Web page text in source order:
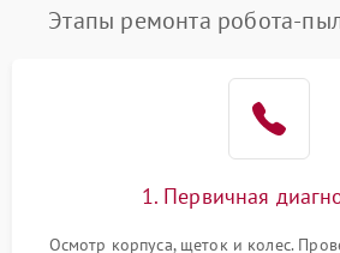
Этапы ремонта робота-
1. Первичная
Осмотр корпуса, щеток и колес.